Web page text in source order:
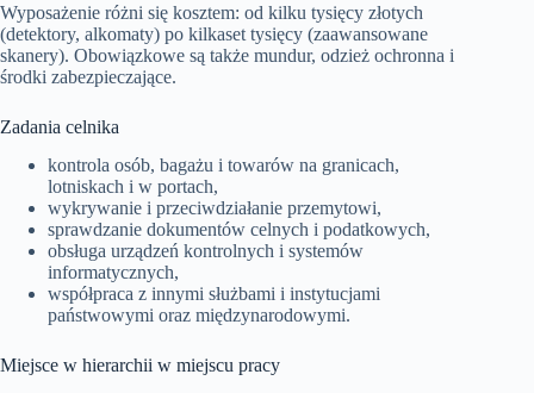
Wyposażenie różni się kosztem: od kilku tysięcy złotych
(detektory, alkomaty) po kilkaset tysięcy (zaawansowane
skanery). Obowiązkowe są także mundur, odzież ochronna i
środki zabezpieczające.
Zadania celnika
kontrola osób, bagażu i towarów na granicach,
lotniskach i w portach,
wykrywanie i przeciwdziałanie przemytowi,
sprawdzanie dokumentów celnych i podatkowych,
obsługa urządzeń kontrolnych i systemów
informatycznych,
współpraca z innymi służbami i instytucjami
państwowymi oraz międzynarodowymi.
Miejsce w hierarchii w miejscu pracy